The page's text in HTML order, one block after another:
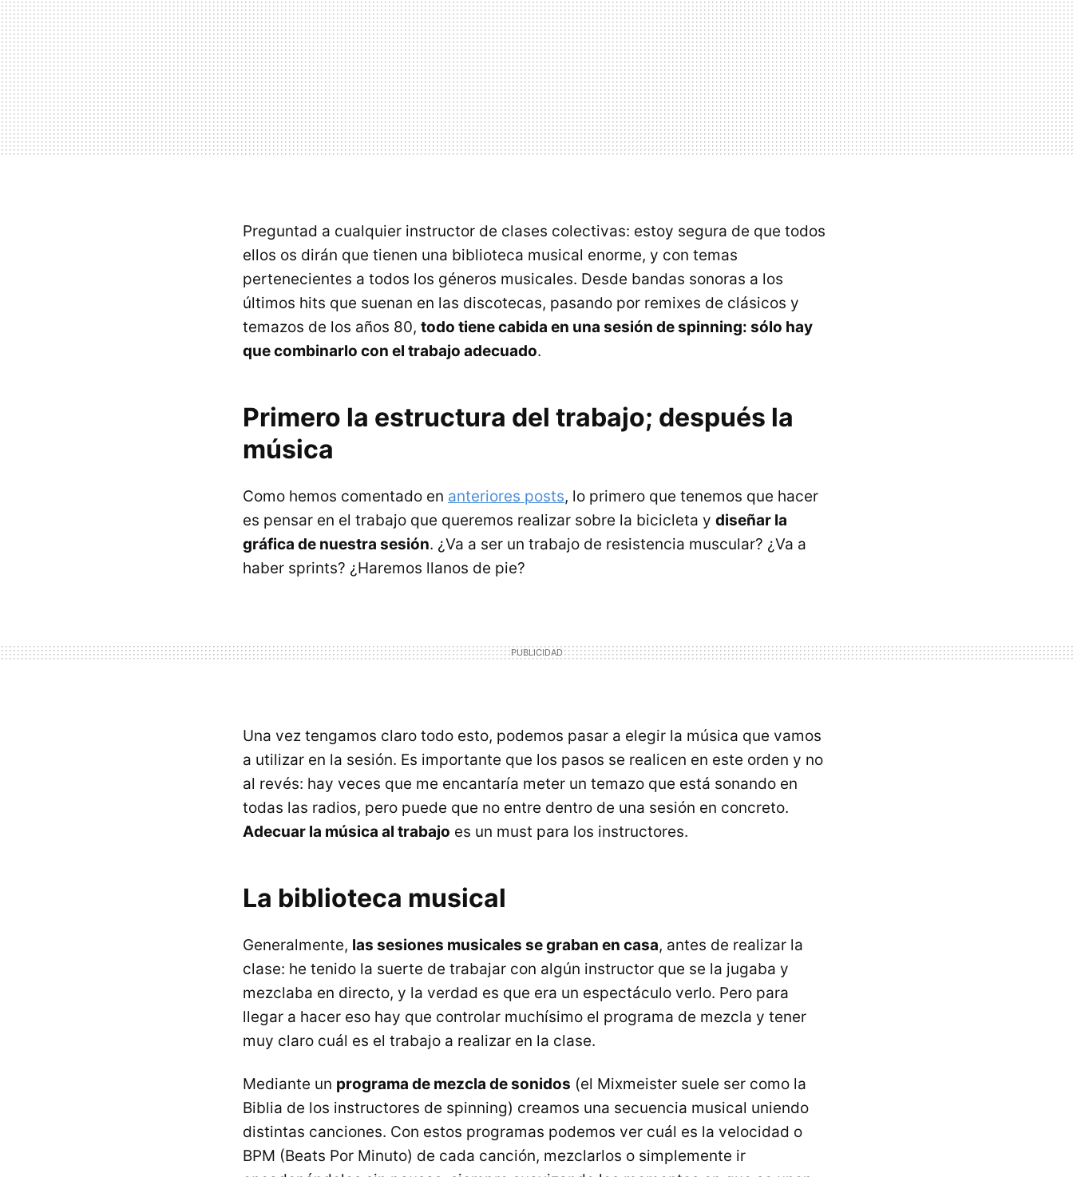
Preguntad a cualquier instructor de clases colectivas: estoy segura de que todos
ellos os dirán que tienen una biblioteca musical enorme, y con temas
pertenecientes a todos los géneros musicales. Desde bandas sonoras a los
últimos hits que suenan en las discotecas, pasando por remixes de clásicos y
temazos de los años 80, todo tiene cabida en una sesión de spinning: sólo hay
que combinarlo con el trabajo adecuado.
Primero la estructura del trabajo; después la
música
Como hemos comentado en anteriores posts, lo primero que tenemos que hacer
es pensar en el trabajo que queremos realizar sobre la bicicleta y diseñar la
gráfica de nuestra sesión. ¿Va a ser un trabajo de resistencia muscular? ¿Va a
haber sprints? ¿Haremos llanos de pie?
Una vez tengamos claro todo esto, podemos pasar a elegir la música que vamos
a utilizar en la sesión. Es importante que los pasos se realicen en este orden y no
al revés: hay veces que me encantaría meter un temazo que está sonando en
todas las radios, pero puede que no entre dentro de una sesión en concreto.
Adecuar la música al trabajo es un must para los instructores.
La biblioteca musical
Generalmente, las sesiones musicales se graban en casa, antes de realizar la
clase: he tenido la suerte de trabajar con algún instructor que se la jugaba y
mezclaba en directo, y la verdad es que era un espectáculo verlo. Pero para
llegar a hacer eso hay que controlar muchísimo el programa de mezcla y tener
muy claro cuál es el trabajo a realizar en la clase.
Mediante un programa de mezcla de sonidos (el Mixmeister suele ser como la
Biblia de los instructores de spinning) creamos una secuencia musical uniendo
distintas canciones. Con estos programas podemos ver cuál es la velocidad o
BPM (Beats Por Minuto) de cada canción, mezclarlos o simplemente ir